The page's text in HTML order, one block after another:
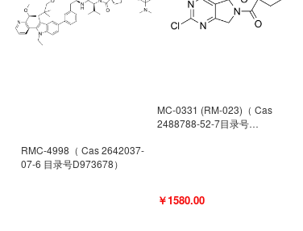
RMC-4998（ Cas 2642037-
07-6 目录号D973678）
MC-0331 (RM-023)（ Cas
2488788-52-7目录号
￥1580.00